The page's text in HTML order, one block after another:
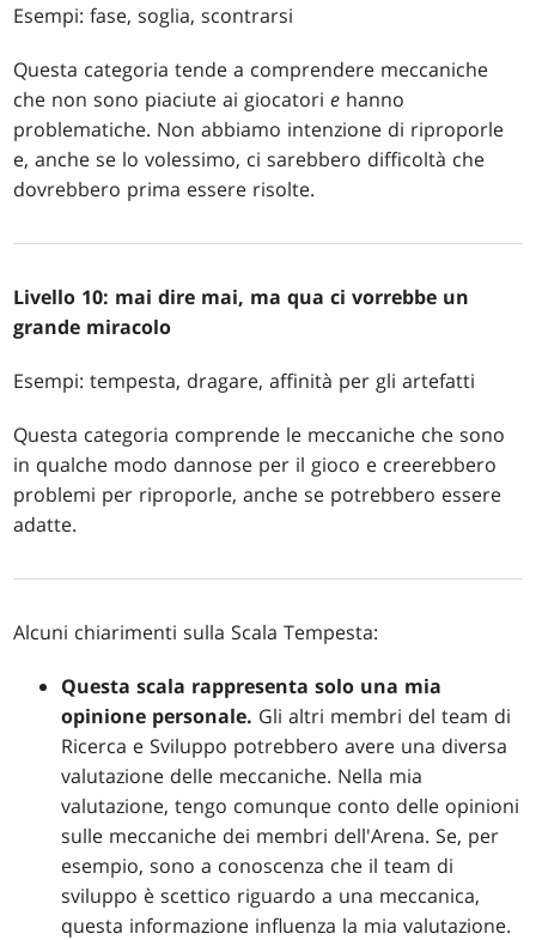
Esempi: fase, soglia, scontrarsi
Questa categoria tende a comprendere meccaniche
che non sono piaciute ai giocatorie hanno
problematiche. Non abbiamo intenzione di riproporle
e, anche se lo volessimo, ci sarebbero difficoltà che
dovrebbero prima essere risolte.
Livello 10: mai dire mai, ma qua ci vorrebbe un
grande miracolo
Esempi: tempesta, dragare, affinità per gli artefatti
Questa categoria comprende le meccaniche che sono
in qualche modo dannose per il gioco e creerebbero
problemi per riproporle, anche se potrebbero essere
adatte.
Alcuni chiarimenti sulla Scala Tempesta:
Questa scala rappresenta solo una mia
opinione personale. Gli altri membri del team di
Ricerca e Sviluppo potrebbero avere una diversa
valutazione delle meccaniche. Nella mia
valutazione, tengo comunque conto delle opinioni
sulle meccaniche dei membri dell'Arena. Se, per
esempio, sono a conoscenza che il team di
sviluppo è scettico riguardo a una meccanica,
questa informazione influenza la mia valutazione.